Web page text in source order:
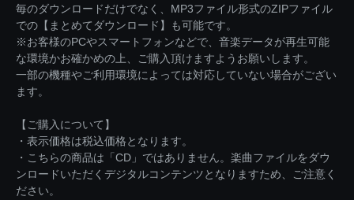
毎のダウンロードだけでなく、MP3ファイル形式のZIPファイル
での【まとめてダウンロード】も可能です。
※お客様のPCやスマートフォンなどで、音楽データが再生可能
な環境かお確かめの上、ご購入頂けますようお願いします。
一部の機種やご利用環境によっては対応していない場合がござい
ます。
【ご購入について】
・表示価格は税込価格となります。
・こちらの商品は「CD」ではありません。楽曲ファイルをダウ
ンロードいただくデジタルコンテンツとなりますため、ご注意く
ださい。